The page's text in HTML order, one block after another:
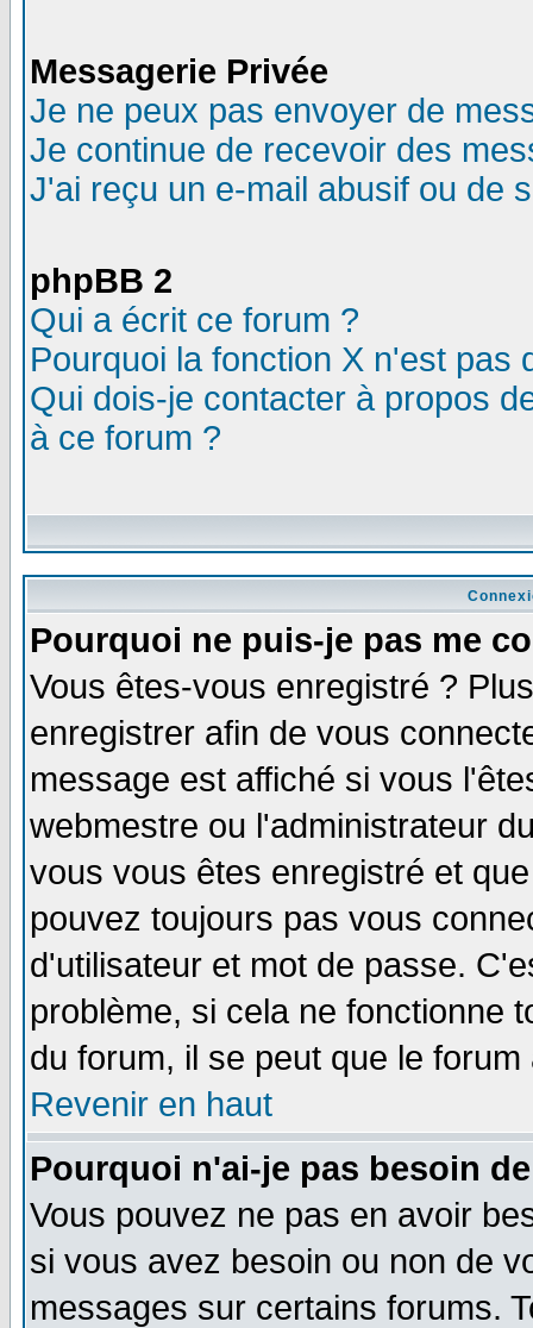
Messagerie Privée
Je ne peux pas envoyer de
Je continue de recevoir des
J'ai reçu un e-mail abusif ou de
phpBB 2
Qui a écrit ce forum ?
Pourquoi la fonction X n'est pas
Qui dois-je contacter à propos
à ce forum ?
Pourquoi ne puis-je pas me
Vous êtes-vous enregistré ?
enregistrer afin de vous
message est affiché si vous
webmestre ou l'administrateur
vous vous êtes enregistré et
pouvez toujours pas vous
d'utilisateur et mot de passe.
problème, si cela ne fonctionne
du forum, il se peut que le
Revenir en haut
Pourquoi n'ai-je pas besoin
Vous pouvez ne pas en avoir
si vous avez besoin ou non de
messages sur certains forums.